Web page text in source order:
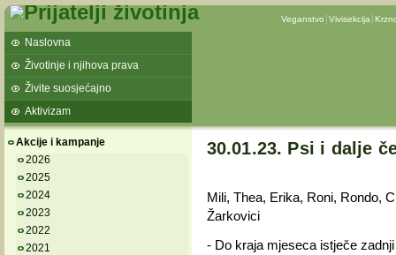
Veganstvo Vivisekcija
Naslovna
Životinje i njihova prava
Živite suosjećajno
Aktivizam
Akcije i kampanje
2026
2025
2024
2023
2022
2021
30.01.23. Psi i dalje
Mili, Thea, Erika, Roni, Rondo,
Žarkovici
- Do kraja mjeseca istječe